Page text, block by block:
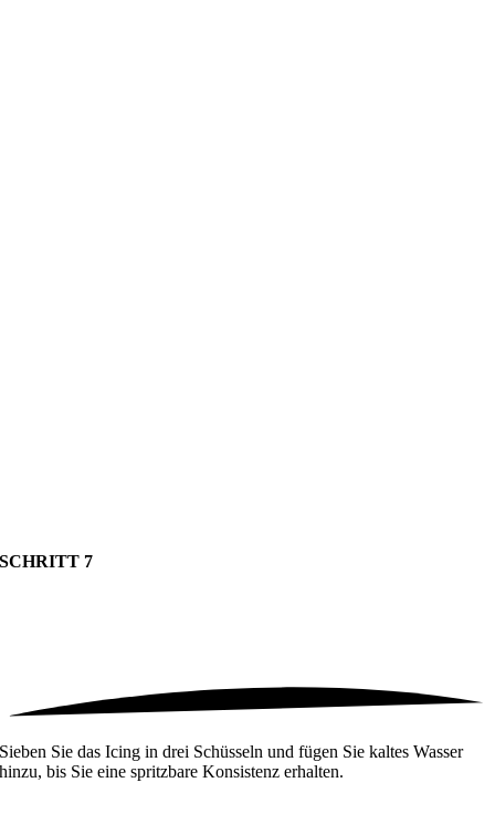
SCHRITT 7
Sieben Sie das Icing in drei Schüsseln und fügen Sie kaltes Wasser
hinzu, bis Sie eine spritzbare Konsistenz erhalten.